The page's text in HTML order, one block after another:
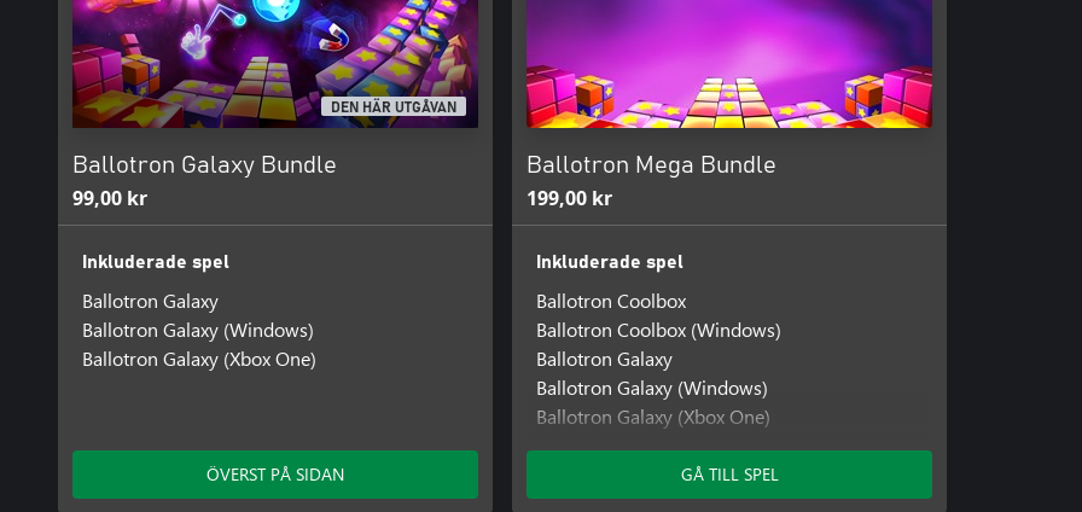
DEN HÄR UTGÅVAN
Ballotron Galaxy Bundle
99,00 kr
Inkluderade spel
Ballotron Galaxy
Ballotron Galaxy (Windows)
Ballotron Galaxy (Xbox One)
ÖVERST PÅ SIDAN
Ballotron Mega Bundle
199,00 kr
Inkluderade spel
Ballotron Coolbox
Ballotron Coolbox (Windows)
Ballotron Galaxy
Ballotron Galaxy (Windows)
Ballotron Galaxy (Xbox One)
Ballotron Oceans
Ballotron Oceans (Windows 10)
Beat of Montezuma
GÅ TILL SPEL